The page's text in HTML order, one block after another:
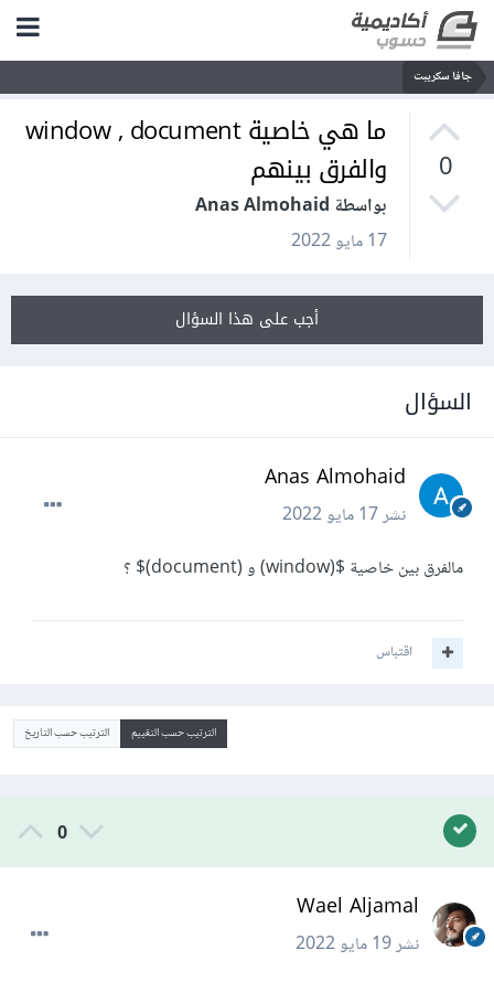
جافا سكريبت
0
ما هي خاصية window , document
والفرق بينهم
بواسطة Anas Almohaid
17 مايو 2022
أجب على هذا السؤال
السؤال
Anas Almohaid
نشر17 مايو 2022
مالفرق بين خاصية $(window) و (document)$ ؟
اقتباس
الترتيب حسب التقييم الترتيب حسب التاريخ
0
Wael Aljamal
نشر19 مايو 2022